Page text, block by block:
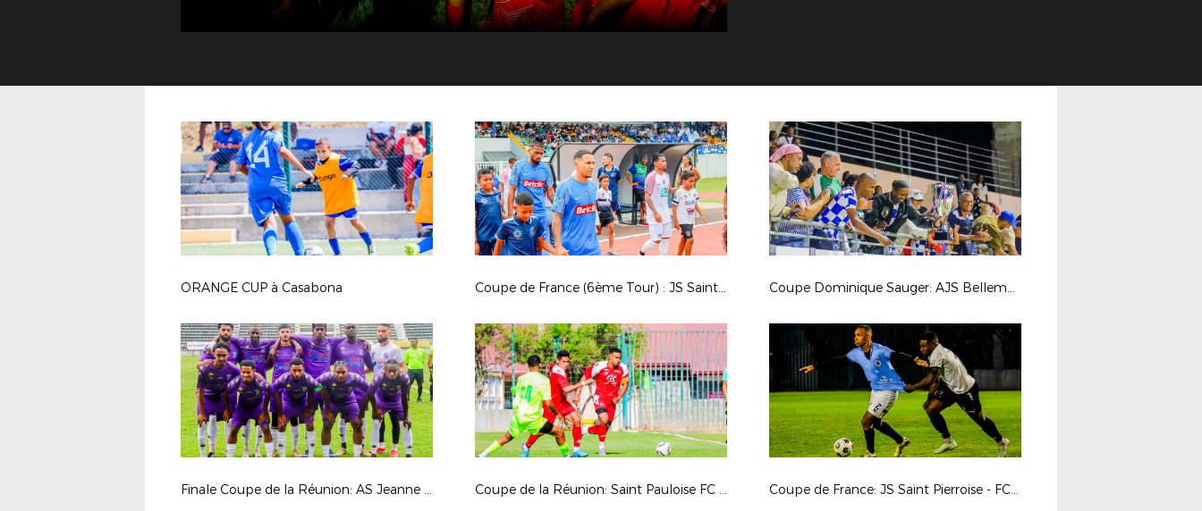
ORANGE CUP à Casabona Coupe de France (6ème Tour) : JS Saint Pierroise - ES Dominicaine Coupe Dominique Sauger: AJS Bellemène - SS Charles de Foucauld
Finale Coupe de la Réunion: AS Jeanne D'Arc - Saint Pauloise FC Coupe de la Réunion: Saint Pauloise FC - Saint Denis FC Coupe de France: JS Saint Pierroise - FC La Ville Saint Suzanne